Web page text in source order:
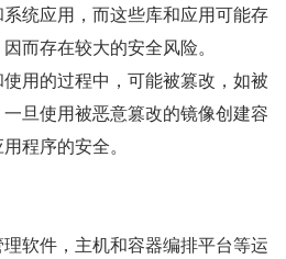
统应用，而这些库和应用可能存
而存在较大的安全风险。
用的过程中，可能被篡改，如被
旦使用被恶意篡改的镜像创建容
程序的安全。
软件，主机和容器编排平台等运